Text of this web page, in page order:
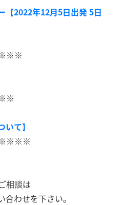
【2022年12月5日出発 5日
いて】
相談は
わせを下さい。